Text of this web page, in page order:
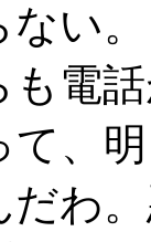
い。
も電
て、
だわ